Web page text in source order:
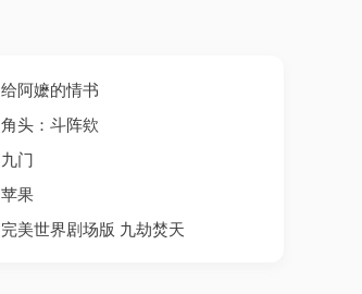
给阿嬷的情书
角头：斗阵欸
九门
苹果
完美世界剧场版 九劫焚天